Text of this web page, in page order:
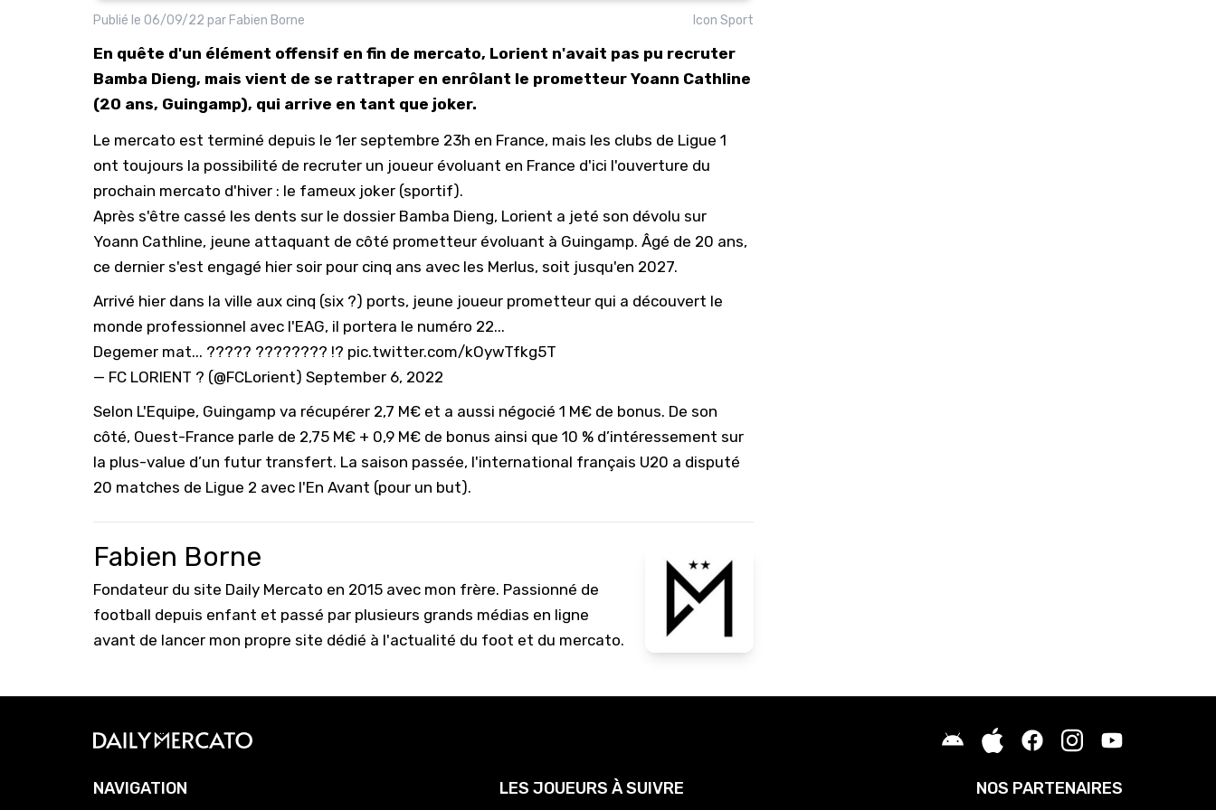
Publié le 06/09/22 par Fabien Borne Icon Sport
En quête d'un élément offensif en fin de mercato, Lorient n'avait pas pu recruter
Bamba Dieng, mais vient de se rattraper en enrôlant le prometteur Yoann Cathline
(20 ans, Guingamp), qui arrive en tant que joker.
Le mercato est terminé depuis le 1er septembre 23h en France, mais les clubs de Ligue 1
ont toujours la possibilité de recruter un joueur évoluant en France d'ici l'ouverture du
prochain mercato d'hiver : le fameux joker (sportif).
Après s'être cassé les dents sur le dossier Bamba Dieng, Lorient a jeté son dévolu sur
Yoann Cathline, jeune attaquant de côté prometteur évoluant à Guingamp. Âgé de 20 ans,
ce dernier s'est engagé hier soir pour cinq ans avec les Merlus, soit jusqu'en 2027.
Arrivé hier dans la ville aux cinq (six ?) ports, jeune joueur prometteur qui a découvert le
monde professionnel avec l'EAG, il portera le numéro 22...
Degemer mat... ????? ???????? !? pic.twitter.com/kOywTfkg5T
— FC LORIENT ? (@FCLorient) September 6, 2022
Selon L'Equipe, Guingamp va récupérer 2,7 M€ et a aussi négocié 1 M€ de bonus. De son
côté, Ouest-France parle de 2,75 M€ + 0,9 M€ de bonus ainsi que 10 % d’intéressement sur
la plus-value d’un futur transfert. La saison passée, l'international français U20 a disputé
20 matches de Ligue 2 avec l'En Avant (pour un but).
Fabien Borne
Fondateur du site Daily Mercato en 2015 avec mon frère. Passionné de
football depuis enfant et passé par plusieurs grands médias en ligne
avant de lancer mon propre site dédié à l'actualité du foot et du mercato.
NAVIGATION LES JOUEURS À SUIVRE NOS PARTENAIRES